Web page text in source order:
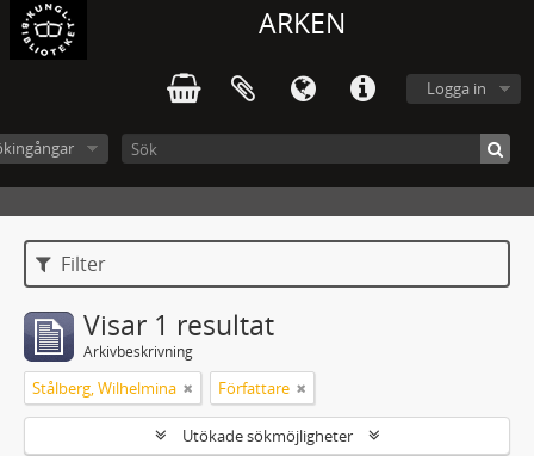
ARKEN
Logga in
Filter
Visar 1 resultat
Arkivbeskrivning
Stålberg, Wilhelmina Författare
Utökade sökmöjligheter